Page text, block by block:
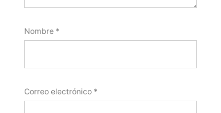
Nombre *
Correo electrónico *